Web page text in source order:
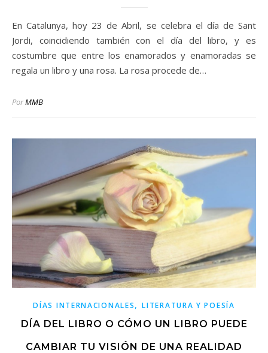
En Catalunya, hoy 23 de Abril, se celebra el día de Sant
Jordi, coincidiendo también con el día del libro, y es
costumbre que entre los enamorados y enamoradas se
regala un libro y una rosa. La rosa procede de…
PorMMB
DÍAS INTERNACIONALES,LITERATURA Y POESÍA
DÍA DEL LIBRO O CÓMO UN LIBRO PUEDE
CAMBIAR TU VISIÓN DE UNA REALIDAD